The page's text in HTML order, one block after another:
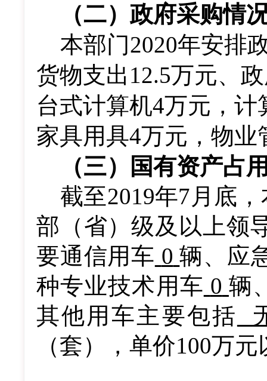
（二）政府采购情
本部门2020年安排
货物支出12.5万元、
台式计算机4万元，
家具用具4万元，物
（三）
国有资产占
截至2019年7 月底 ，
部（省）级及以上领
要通信用车 0 辆、应
种专业技术用车 0 辆
其他用车主要包括
（套），单价100万